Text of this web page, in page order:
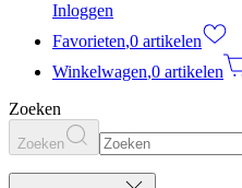
Inloggen
Favorieten,0 artikelen
Winkelwagen,0 artikelen
Zoeken
Zoeken